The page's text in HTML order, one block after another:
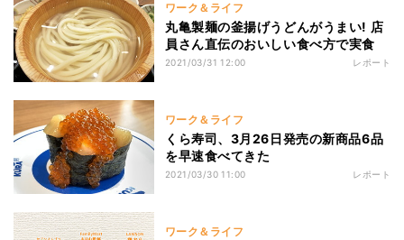
ワーク＆ライフ
丸亀製麺の釜揚げうどんがうまい! 店
員さん直伝のおいしい食べ方で実食
2021/03/31 12:00 レポート
ワーク＆ライフ
くら寿司、3月26日発売の新商品6品
を早速食べてきた
2021/03/30 11:00 レポート
ワーク＆ライフ